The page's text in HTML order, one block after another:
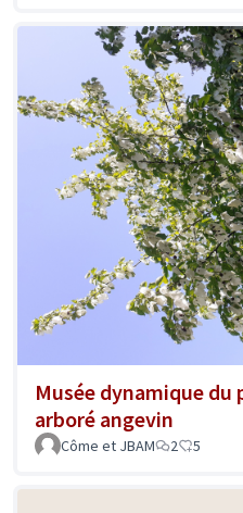
Musée dynamique
arboré angevin
Côme et JBAM 2 5